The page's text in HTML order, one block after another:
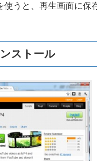
使うと、再生画面に
ストール